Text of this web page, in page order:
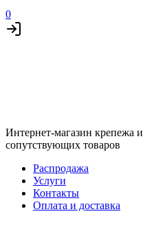
0
Интернет-магазин крепежа и
сопутствующих товаров
Распродажа
Услуги
Контакты
Оплата и доставка